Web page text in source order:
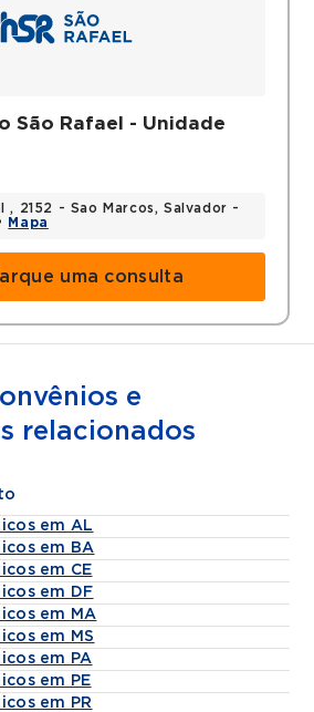
São Rafael - Unidade
, 2152 - Sao Marcos, Salvador -
Mapa
uma consulta
e
relacionados
em AL
em BA
em CE
em DF
em MA
em MS
em PA
em PE
em PR